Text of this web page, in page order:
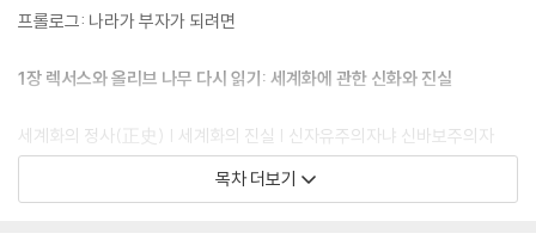
프롤로그: 나라가 부자가 되려면
1장 렉서스와 올리브 나무 다시 읽기: 세계화에 관한 신화와 진실
세계화의 정사(正史) | 세계화의 진실 | 신자유주의자냐 신바보주의자
냐? | 누가 세계 경제를 운용하는가? | 나쁜 사마리아인들이 이길 것인가?
목차 더보기